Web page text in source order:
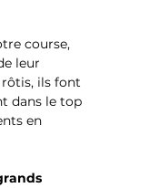
course,
leur
rôtis, ils font
dans le top
en